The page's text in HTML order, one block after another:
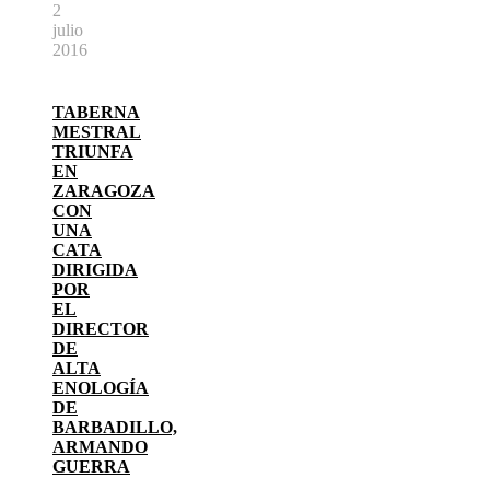
2
julio
2016
TABERNA
MESTRAL
TRIUNFA
EN
ZARAGOZA
CON
UNA
CATA
DIRIGIDA
POR
EL
DIRECTOR
DE
ALTA
ENOLOGÍA
DE
BARBADILLO,
ARMANDO
GUERRA